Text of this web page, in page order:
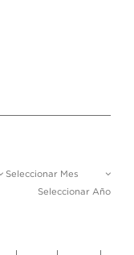
Seleccionar Mes
Seleccionar Año